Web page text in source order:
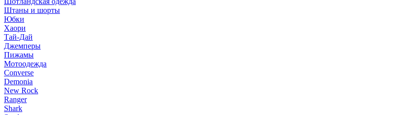
Штаны и шорты
Юбки
Хаори
Тай-Дай
Джемперы
Пижамы
Мотоодежда
Converse
Demonia
New Rock
Ranger
Shark